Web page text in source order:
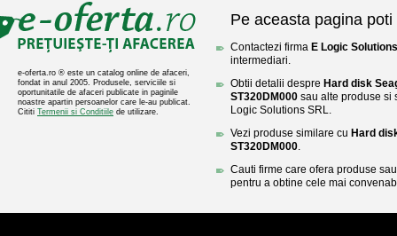
e-oferta.ro ® este un catalog online de afaceri,
fondat in anul 2005. Produsele, serviciile si
oportunitatile de afaceri publicate in paginile
noastre apartin persoanelor care le-au publicat.
Cititi Termenii si Conditiile de utilizare.
Pe aceasta pagina poti
Contactezi firma E Logic
intermediari.
Obtii detalii despre Hard disk
ST320DM000 sau alte produse si
Logic Solutions SRL.
Vezi produse similare cu Hard
ST320DM000.
Cauti firme care ofera produse
pentru a obtine cele mai